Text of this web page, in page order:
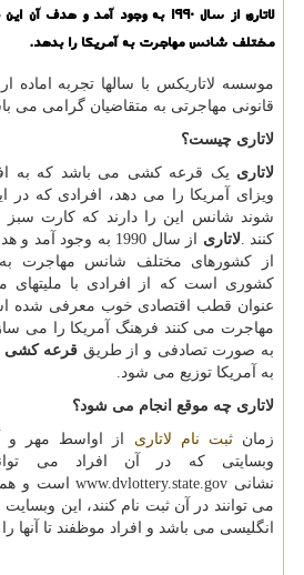
لاتاری از سال 1990 به وجود آمد و
مختلف شانس مهاجرت به آمریكا را بدهد.
موسسه لاتاریکس با سالها تجربه اماده
قانونی مهاجرتی به متقاضیان گرامی می
لاتاری چیست؟
لاتاری یک قرعه کشی می باشد که به
ویزای آمریکا را می دهد، افرادی که
شوند شانس این را دارند که کارت سبز
کنند
.لاتاری
از سال 1990 به وجود
از کشورهای مختلف شانس مهاجرت به
کشوری است که از افرادی با
عنوان قطب اقتصادی خوب معرفی شده
به صورت تصادفی و از طریق قرعه کشی
به آمریکا توزیع می شود.
لاتاری چه موقع انجام می شود؟
زمانثبت نام لاتاری از اواسط مهر
وبسایتی که در آن افراد می
نشانی www.dvlottery.state.gov است و
می توانند در آن ثبت نام کنند، این
انگلیسی می باشد و افراد موظفند تا آنها را